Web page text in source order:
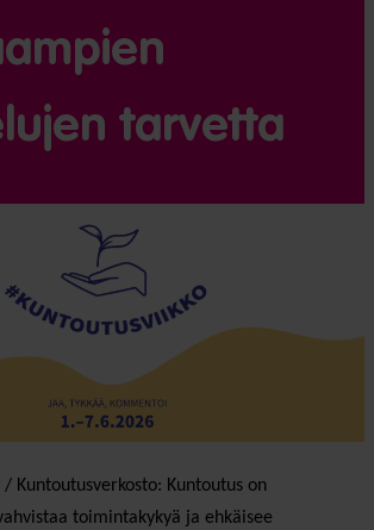
tarvetta
/ Kuntoutusverkosto: Kuntoutus on
toimintakykyä ja ehkäisee